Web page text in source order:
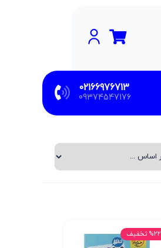
02166976713
09374547176
%22 تخفیف